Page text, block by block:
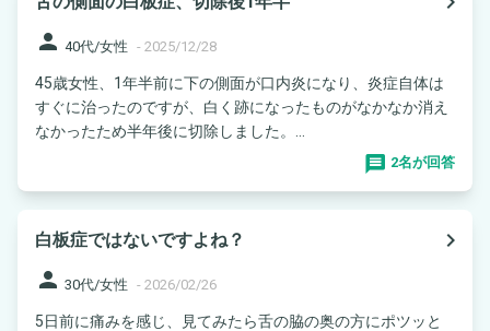
person 40代/女性 - 2025/12/28
45歳女性、1年半前に下の側面が口内炎になり、炎症自体は
すぐに治ったのですが、白く跡になったものがなかなか消え
なかったため半年後に切除しました。...
2名が回答
白板症ではないですよね？
navigate_next
person 30代/女性 - 2026/02/26
5日前に痛みを感じ、見てみたら舌の脇の奥の方にポツッと